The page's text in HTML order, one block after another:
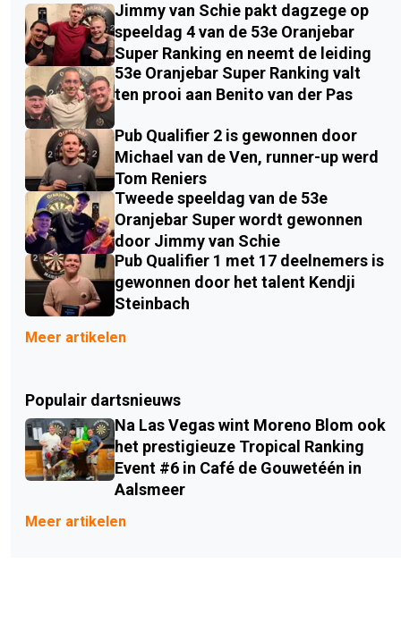
Jimmy van Schie pakt dagzege op
speeldag 4 van de 53e Oranjebar
Super Ranking en neemt de leiding
53e Oranjebar Super Ranking valt
ten prooi aan Benito van der Pas
Pub Qualifier 2 is gewonnen door
Michael van de Ven, runner-up werd
Tom Reniers
Tweede speeldag van de 53e
Oranjebar Super wordt gewonnen
door Jimmy van Schie
Pub Qualifier 1 met 17 deelnemers is
gewonnen door het talent Kendji
Steinbach
Meer artikelen
Populair dartsnieuws
Na Las Vegas wint Moreno Blom ook
het prestigieuze Tropical Ranking
Event #6 in Café de Gouwetéén in
Aalsmeer
Meer artikelen